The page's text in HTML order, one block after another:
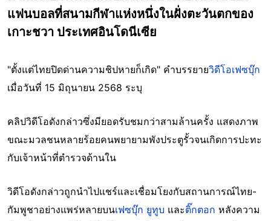
แฟนบอลที่สนามกีฬาแห่งหนึ่งในฝั่งตะวันตกของ
เกาะชวา ประเทศอินโดนีเซีย
"ตั้งแต่ไทยปิดด่านความชิปหายก็เกิด" คำบรรยายวิดีโอเฟซบุ๊ก
เมื่อวันที่ 15 มิถุนายน 2568 ระบุ
คลิปวิดีโอดังกล่าวซึ่งมียอดรับชมกว่าสามล้านครั้ง แสดงภาพ
ขณะมวลชนหลายร้อยคนพยายามพังประตูรั้วจนเกิดการปะทะ
กับเจ้าหน้าที่ตำรวจด้านใน
วิดีโอดังกล่าวถูกนำไปแชร์และเชื่อมโยงกับสถานการณ์ไทย-
กัมพูชาอย่างแพร่หลายบนเฟซบุ๊ก ยูทูบ และติ๊กตอก หลังความ